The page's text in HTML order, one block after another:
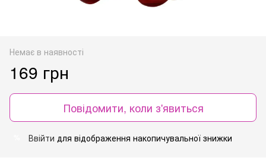
Немає в наявності
169 грн
Повідомити, коли з'явиться
Ввійти для відображення накопичувальної знижки